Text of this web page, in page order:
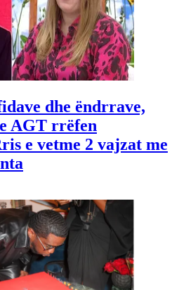
dhe ëndrrave,
AGT rrëfen
e vetme 2 vajzat me